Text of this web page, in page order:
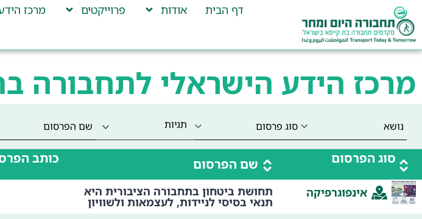
דף הבית אודות פרוייקטים מרכז
מרכז הידע הישראלי לתחבורה
תגיות
סוג הפרסום שם הפרסום כותב
אינפוגרפיקה תחושת ביטחון בתחבורה הציבורית היא
תנאי בסיסי לניידות, לעצמאות ולשוויון